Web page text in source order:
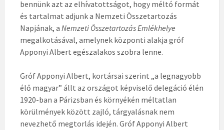
bennünk azt az elhívatottságot, hogy méltó formát
és tartalmat adjunk a Nemzeti Összetartozás
Napjának, a Nemzeti Összetartozás Emlékhelye
megalkotásával, amelynek központi alakja gróf
Apponyi Albert egészalakos szobra lenne.
Gróf Apponyi Albert, kortársai szerint „a legnagyobb
élő magyar” állt az országot képviselő delegáció élén
1920-ban a Párizsban és környékén méltatlan
körülmények között zajló, tárgyalásnak nem
nevezhető megtorlás idején. Gróf Apponyi Albert